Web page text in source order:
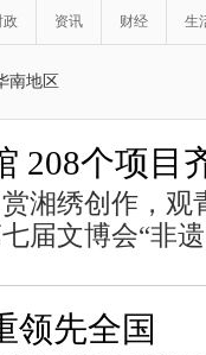
政 资讯 财经 生
南地区
208个项目
赏湘绣创作，
届文博会“非
领先全国